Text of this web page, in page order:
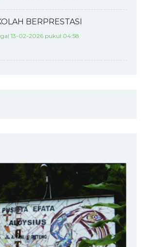
BERPRESTASI
13-02-2026 pukul 04:58